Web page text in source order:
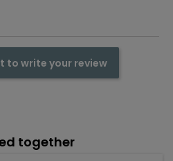
to write your review
together